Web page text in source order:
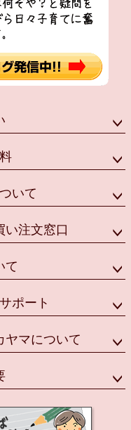
いて
注文窓口
て
ポート
マについて